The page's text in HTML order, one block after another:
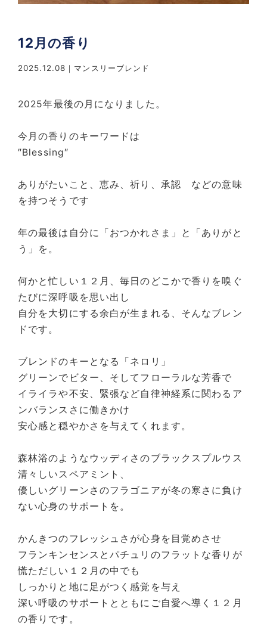
12月の香り
2025.12.08 マンスリーブレンド
2025年最後の月になりました。
今月の香りのキーワードは
″Blessing″
ありがたいこと、恵み、祈り、承認 などの意味
を持つそうです
年の最後は自分に「おつかれさま」と「ありがと
う」を。
何かと忙しい１２月、毎日のどこかで香りを嗅ぐ
たびに深呼吸を思い出し
自分を大切にする余白が生まれる、そんなブレン
ドです。
ブレンドのキーとなる「ネロリ」
グリーンでビター、そしてフローラルな芳香で
イライラや不安、緊張など自律神経系に関わるア
ンバランスさに働きかけ
安心感と穏やかさを与えてくれます。
森林浴のようなウッディさのブラックスプルウス
清々しいスペアミント、
優しいグリーンさのフラゴニアが冬の寒さに負け
ない心身のサポートを。
かんきつのフレッシュさが心身を目覚めさせ
フランキンセンスとパチュリのフラットな香りが
慌ただしい１２月の中でも
しっかりと地に足がつく感覚を与え
深い呼吸のサポートとともにご自愛へ導く１２月
の香りです。